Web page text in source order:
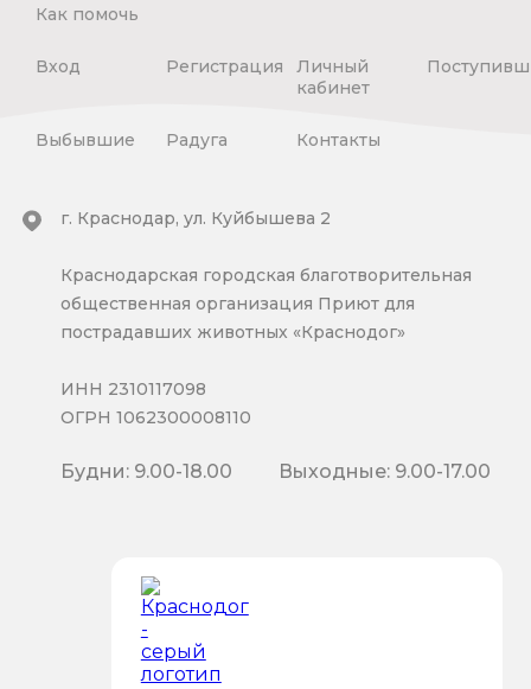
Как помочь
Вход Регистрация
Личный
кабинет
Выбывшие Радуга Контакты
г. Краснодар, ул. Куйбышева 2
Краснодарская городская благотворительная
общественная организация Приют для
пострадавших животных «Краснодог»
ИНН 2310117098
ОГРН 1062300008110
Будни: 9.00-18.00 Выходные: 9.00-17.00